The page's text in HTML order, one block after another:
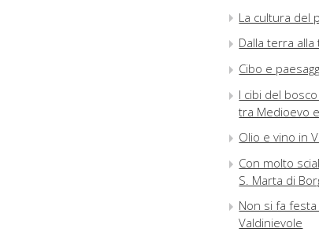
La cultura del
Dalla terra
Cibo e
I cibi del
tra Medioevo
Olio e vino in
Con molto
S. Marta di
Non si fa
Valdinievole